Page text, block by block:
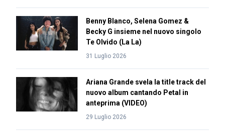
Benny Blanco, Selena Gomez &
Becky G insieme nel nuovo singolo
Te Olvido (La La)
31 Luglio 2026
Ariana Grande svela la title track del
nuovo album cantando Petal in
anteprima (VIDEO)
29 Luglio 2026